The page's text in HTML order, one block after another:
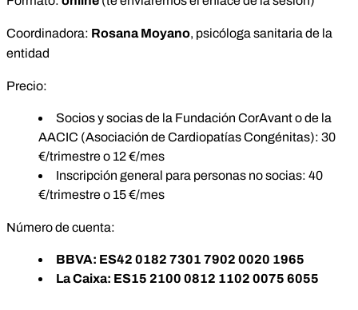
Coordinadora: Rosana Moyano, psicóloga sanitaria de la
entidad
Precio:
Socios y socias de la Fundación CorAvant o de la
AACIC (Asociación de Cardiopatías Congénitas): 30
€/trimestre o 12 €/mes
Inscripción general para personas no socias: 40
€/trimestre o 15 €/mes
Número de cuenta:
BBVA: ES42 0182 7301 7902 0020 1965
La Caixa: ES15 2100 0812 1102 0075 6055